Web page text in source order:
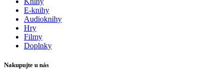
E-knihy
Audioknihy
Hry
Filmy
Doplnky
Nakupujte u nás